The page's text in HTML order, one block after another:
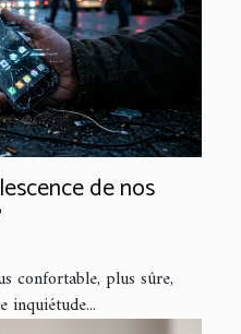
de nos
confortable, plus sûre,
inquiétude...